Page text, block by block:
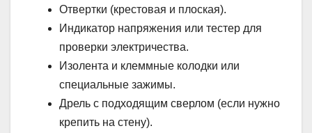
Отвертки (крестовая и плоская).
Индикатор напряжения или тестер для
проверки электричества.
Изолента и клеммные колодки или
специальные зажимы.
Дрель с подходящим сверлом (если нужно
крепить на стену).